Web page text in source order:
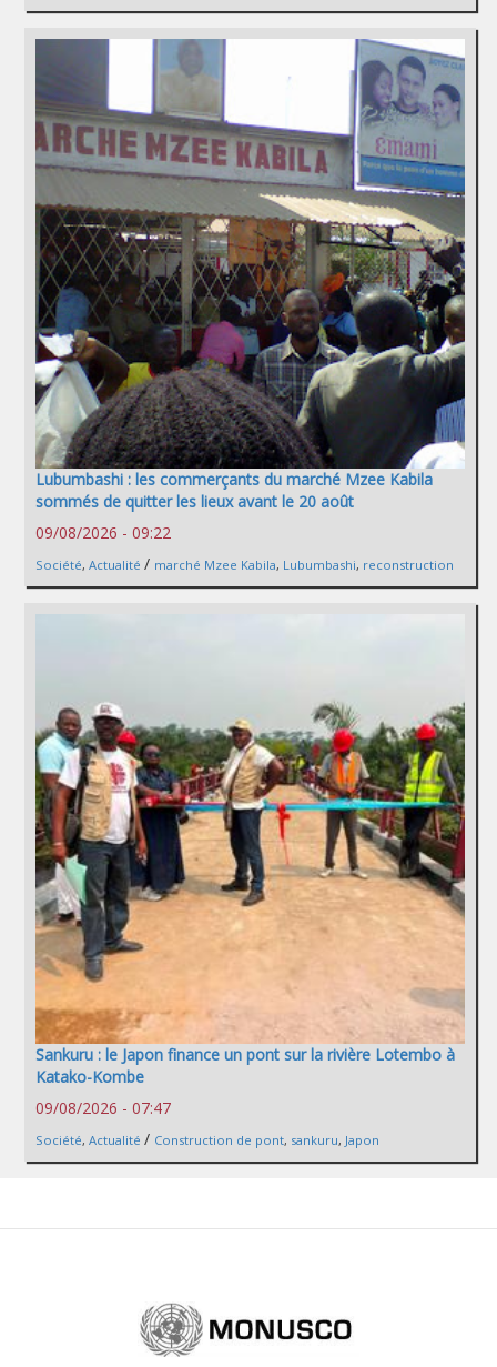
Lubumbashi : les commerçants du marché Mzee Kabila
sommés de quitter les lieux avant le 20 août
09/08/2026 - 09:22
Société, Actualité / marché Mzee Kabila, Lubumbashi, reconstruction
Sankuru : le Japon finance un pont sur la rivière Lotembo à
Katako-Kombe
09/08/2026 - 07:47
Société, Actualité / Construction de pont, sankuru, Japon